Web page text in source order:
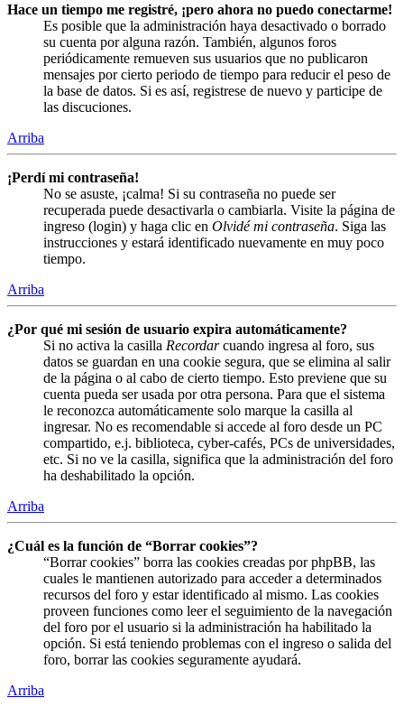
Hace un tiempo me registré, ¡pero ahora no puedo conectarme!
Es posible que la administración haya desactivado o borrado
su cuenta por alguna razón. También, algunos foros
periódicamente remueven sus usuarios que no publicaron
mensajes por cierto periodo de tiempo para reducir el peso de
la base de datos. Si es así, registrese de nuevo y participe de
las discuciones.
Arriba
¡Perdí mi contraseña!
No se asuste, ¡calma! Si su contraseña no puede ser
recuperada puede desactivarla o cambiarla. Visite la página de
ingreso (login) y haga clic en Olvidé mi contraseña. Siga las
instrucciones y estará identificado nuevamente en muy poco
tiempo.
Arriba
¿Por qué mi sesión de usuario expira automáticamente?
Si no activa la casilla Recordarcuando ingresa al foro, sus
datos se guardan en una cookie segura, que se elimina al salir
de la página o al cabo de cierto tiempo. Esto previene que su
cuenta pueda ser usada por otra persona. Para que el sistema
le reconozca automáticamente solo marque la casilla al
ingresar. No es recomendable si accede al foro desde un PC
compartido, e.j. biblioteca, cyber-cafés, PCs de universidades,
etc. Si no ve la casilla, significa que la administración del foro
ha deshabilitado la opción.
Arriba
¿Cuál es la función de “Borrar cookies”?
“Borrar cookies” borra las cookies creadas por phpBB, las
cuales le mantienen autorizado para acceder a determinados
recursos del foro y estar identificado al mismo. Las cookies
proveen funciones como leer el seguimiento de la navegación
del foro por el usuario si la administración ha habilitado la
opción. Si está teniendo problemas con el ingreso o salida del
foro, borrar las cookies seguramente ayudará.
Arriba